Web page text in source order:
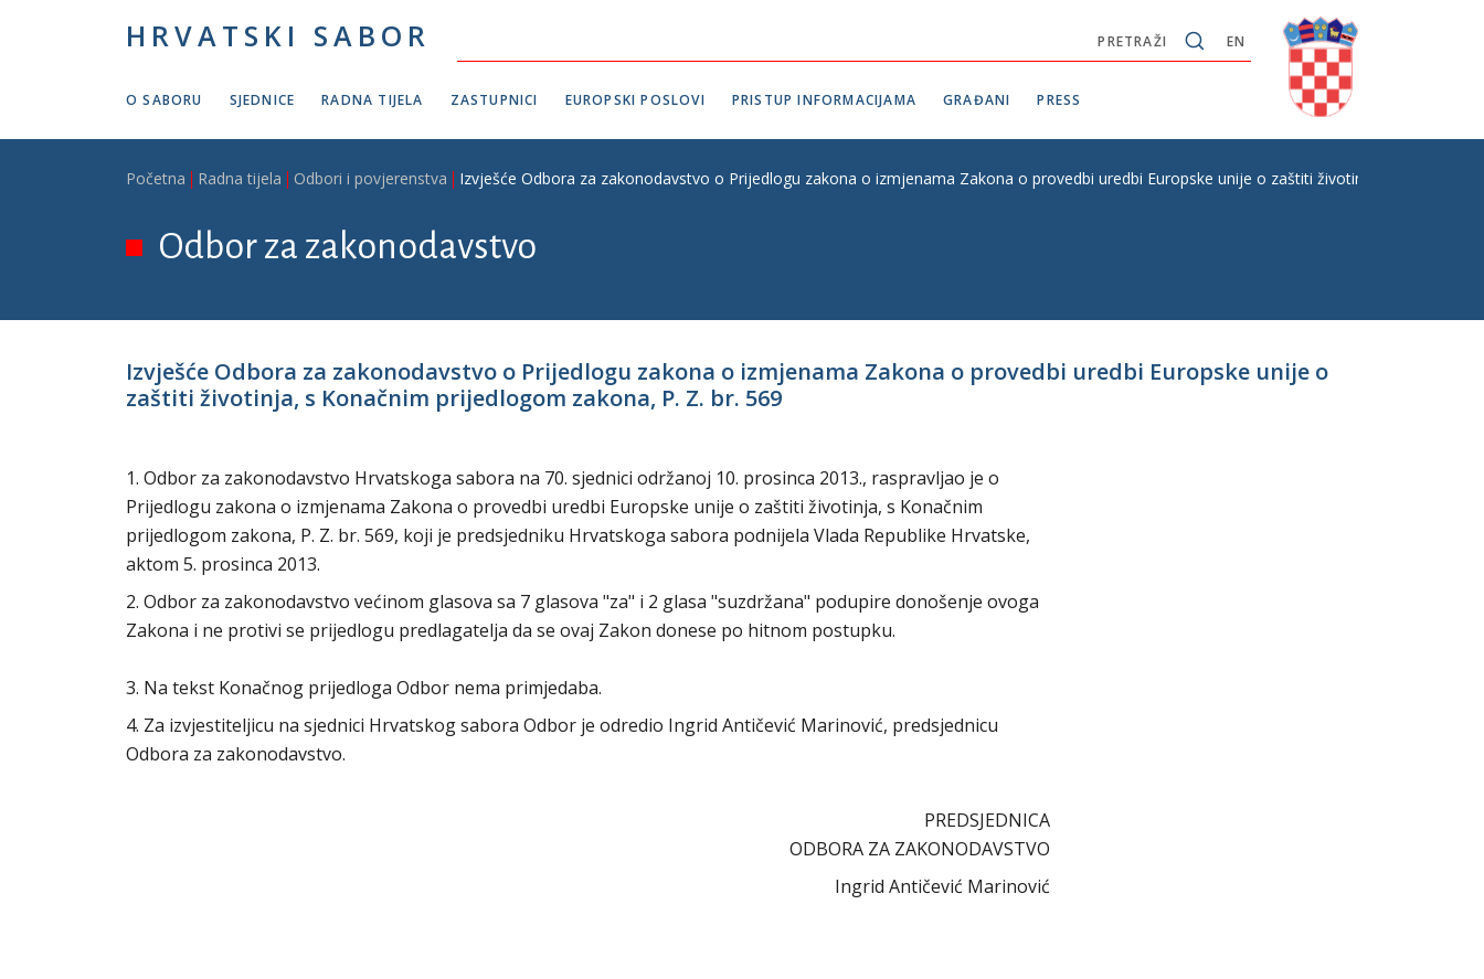
HRVATSKI SABOR EN
PRETRAŽI
O SABORU SJEDNICE RADNA TIJELA ZASTUPNICI EUROPSKI POSLOVI PRISTUP INFORMACIJAMA GRAĐANI PRESS
Breadcrumb
Početna Radna tijela Odbori i povjerenstva Izvješće Odbora za zakonodavstvo o Prijedlogu zakona o izmjenama Zakona o provedbi uredbi Europske unije o zaštiti životinja, s Konačnim
Odbor za zakonodavstvo
Izvješće Odbora za zakonodavstvo o Prijedlogu zakona o izmjenama Zakona o provedbi uredbi Europske unije o
zaštiti životinja, s Konačnim prijedlogom zakona, P. Z. br. 569
1. Odbor za zakonodavstvo Hrvatskoga sabora na 70. sjednici održanoj 10. prosinca 2013., raspravljao je o
Prijedlogu zakona o izmjenama Zakona o provedbi uredbi Europske unije o zaštiti životinja, s Konačnim
prijedlogom zakona, P. Z. br. 569, koji je predsjedniku Hrvatskoga sabora podnijela Vlada Republike Hrvatske,
aktom 5. prosinca 2013.
2. Odbor za zakonodavstvo većinom glasova sa 7 glasova "za" i 2 glasa "suzdržana" podupire donošenje ovoga
Zakona i ne protivi se prijedlogu predlagatelja da se ovaj Zakon donese po hitnom postupku.
3. Na tekst Konačnog prijedloga Odbor nema primjedaba.
4. Za izvjestiteljicu na sjednici Hrvatskog sabora Odbor je odredio Ingrid Antičević Marinović, predsjednicu
Odbora za zakonodavstvo.
PREDSJEDNICA
ODBORA ZA ZAKONODAVSTVO
Ingrid Antičević Marinović